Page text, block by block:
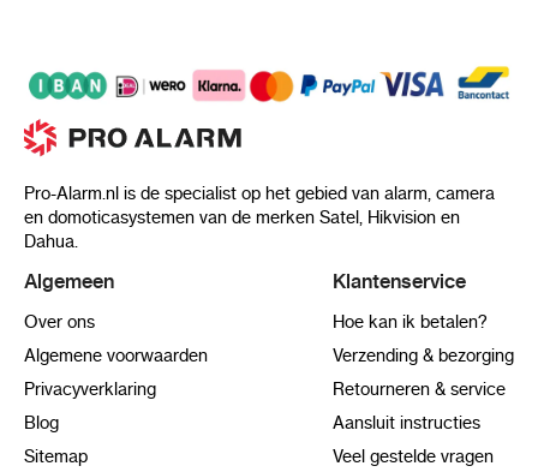
Pro-Alarm.nl is de specialist op het gebied van alarm, camera
en domoticasystemen van de merken Satel, Hikvision en
Dahua.
Algemeen
Over ons
Algemene voorwaarden
Privacyverklaring
Blog
Sitemap
Klantenservice
Hoe kan ik betalen?
Verzending & bezorging
Retourneren & service
Aansluit instructies
Veel gestelde vragen